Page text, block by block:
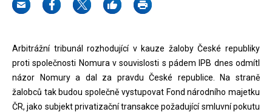
Arbitrážní tribunál rozhodující v kauze žaloby České republiky
proti společnosti Nomura v souvislosti s pádem IPB dnes odmítl
názor Nomury a dal za pravdu České republice. Na straně
žalobců tak budou společně vystupovat Fond národního majetku
ČR, jako subjekt privatizační transakce požadující smluvní pokutu